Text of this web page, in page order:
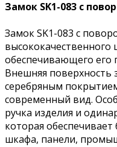
Замок SK1-083 с
Замок SK1-083 с
высококачественного
обеспечивающего его
Внешняя поверхность
серебряным
современный вид.
ручка изделия и
которая
шкафа, панели,